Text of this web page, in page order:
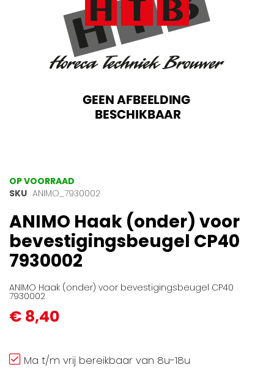
Ga
naar
begin
van
de
afbeeldingen-
gallerij
OP VOORRAAD
SKU ANIMO_7930002
ANIMO Haak (onder) voor
bevestigingsbeugel CP40
7930002
ANIMO Haak (onder) voor bevestigingsbeugel CP40
7930002
€ 8,40
Ma t/m vrij bereikbaar van 8u-18u